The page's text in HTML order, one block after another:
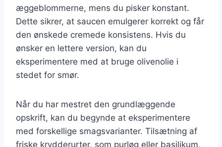
æggeblommerne, mens du pisker konstant.
Dette sikrer, at saucen emulgerer korrekt og får
den ønskede cremede konsistens. Hvis du
ønsker en lettere version, kan du
eksperimentere med at bruge olivenolie i
stedet for smør.
Når du har mestret den grundlæggende
opskrift, kan du begynde at eksperimentere
med forskellige smagsvarianter. Tilsætning af
friske krydderurter, som purløg eller basilikum,